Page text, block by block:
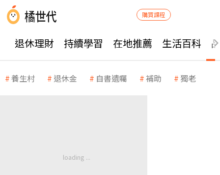
購買課程
退休理財 持續學習 在地推薦 生活百科
養生村 退休金 自書遺囑 補助 獨老